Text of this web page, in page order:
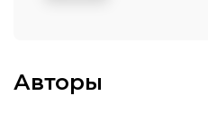
Авторы